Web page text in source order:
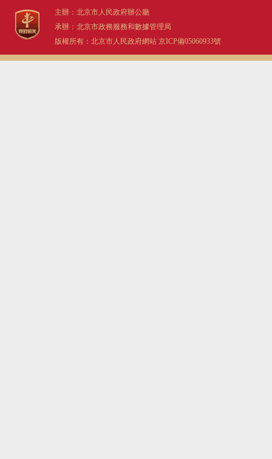
主辦：北京市人民政府辦公廳
承辦：北京市政務服務和數據管理局
版權所有：北京市人民政府網站 京ICP備05060933號